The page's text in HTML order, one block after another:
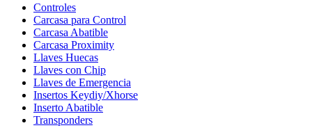
Controles
Carcasa para Control
Carcasa Abatible
Carcasa Proximity
Llaves Huecas
Llaves con Chip
Llaves de Emergencia
Insertos Keydiy/Xhorse
Inserto Abatible
Transponders